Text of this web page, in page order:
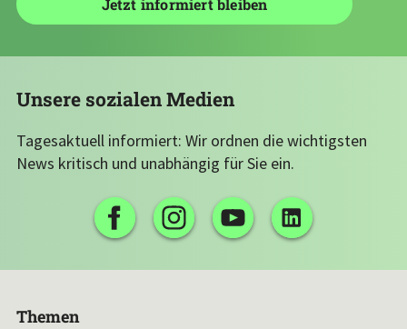
Unsere sozialen Medien
Tagesaktuell informiert: Wir ordnen die wichtigsten
News kritisch und unabhängig für Sie ein.
Themen